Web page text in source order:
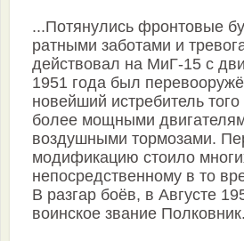
...Потянулись фронтовые
ратными заботами и
действовал на МиГ-15 с
1951 года был
новейший истребитель
более мощными
воздушными тормозами.
модификацию стоило
непосредственному в то
В разгар боёв, в Августе
воинское звание Полковник.